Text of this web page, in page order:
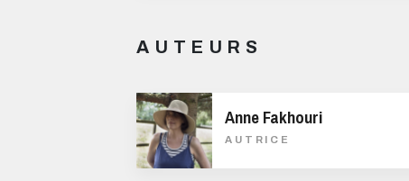
AUTEURS
Anne Fakhouri
AUTRICE